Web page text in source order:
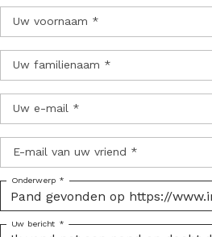
Uw voornaam *
Uw familienaam *
Uw e-mail *
E-mail van uw vriend *
Onderwerp *
Uw bericht *